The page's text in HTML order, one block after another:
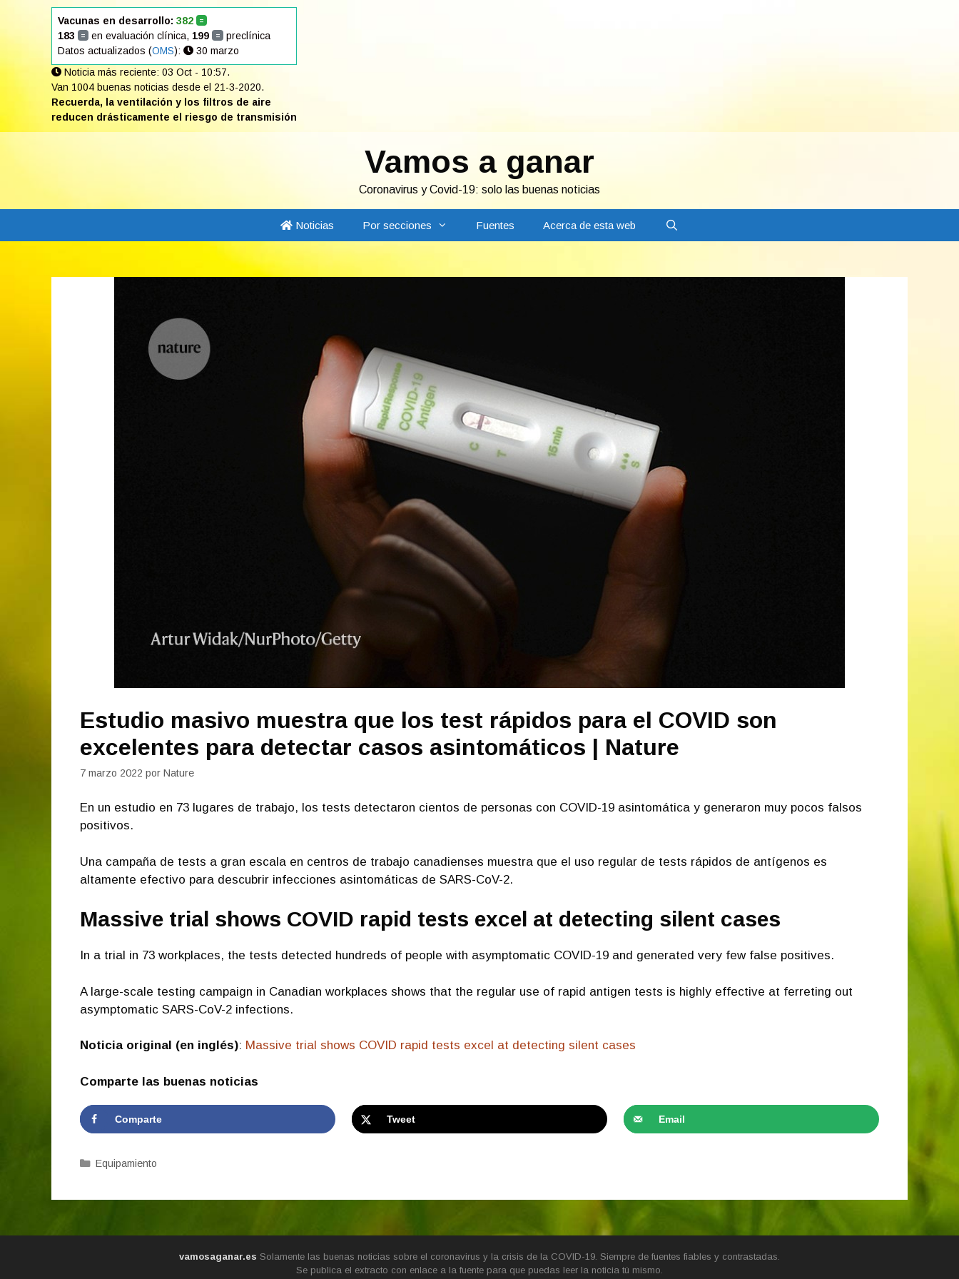
Vacunas en desarrollo: 382 =
183 = en evaluación clínica, 199 = preclínica
Datos actualizados (OMS):
30 marzo
Noticia más reciente: 03 Oct - 10:57.
Van 1004 buenas noticias desde el 21-3-2020.
Recuerda, la ventilación y los filtros de aire
reducen drásticamente el riesgo de transmisión
Vamos a ganar
Coronavirus y Covid-19: solo las buenas noticias
Noticias Por secciones Fuentes Acerca de esta web
Estudio masivo muestra que los test rápidos para el COVID son
excelentes para detectar casos asintomáticos | Nature
7 marzo 2022 por Nature
En un estudio en 73 lugares de trabajo, los tests detectaron cientos de personas con COVID-19 asintomática y generaron muy pocos falsos
positivos.
Una campaña de tests a gran escala en centros de trabajo canadienses muestra que el uso regular de tests rápidos de antígenos es
altamente efectivo para descubrir infecciones asintomáticas de SARS-CoV-2.
Massive trial shows COVID rapid tests excel at detecting silent cases
In a trial in 73 workplaces, the tests detected hundreds of people with asymptomatic COVID-19 and generated very few false positives.
A large-scale testing campaign in Canadian workplaces shows that the regular use of rapid antigen tests is highly effective at ferreting out
asymptomatic SARS-CoV-2 infections.
Noticia original (en inglés): Massive trial shows COVID rapid tests excel at detecting silent cases
Comparte las buenas noticias
Comparte Tweet Email
Categorías
Equipamiento
vamosaganar.es Solamente las buenas noticias sobre el coronavirus y la crisis de la COVID-19. Siempre de fuentes fiables y contrastadas.
Se publica el extracto con enlace a la fuente para que puedas leer la noticia tú mismo.